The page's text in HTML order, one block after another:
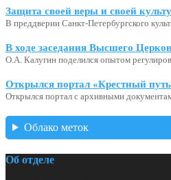
Защита своей веры и своей
В преддверии Санкт-Петербургского
В ходе заседания Высшего
О.А. Калугин поделился опытом
Открылся портал «Крестный
Открылся портал с архивными
Облако меток
Об отделе